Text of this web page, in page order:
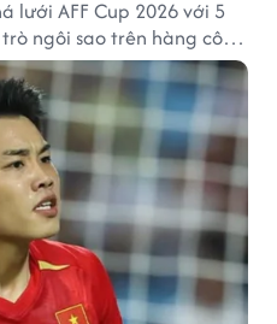
lưới AFF Cup 2026 với 5
ngôi sao trên hàng công